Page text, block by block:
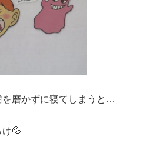
磨かずに寝てしまうと…
け💦